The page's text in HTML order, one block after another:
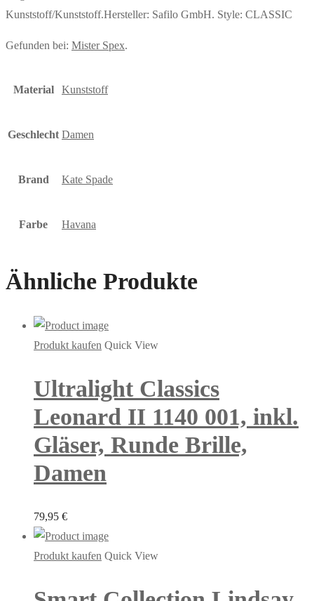
Kunststoff/Kunststoff.Hersteller: Safilo GmbH. Style: CLASSIC
Gefunden bei: Mister Spex.
Material Kunststoff
Geschlecht Damen
Brand Kate Spade
Farbe Havana
Ähnliche Produkte
Produkt kaufen Quick View
Ultralight Classics
Leonard II 1140 001, inkl.
Gläser, Runde Brille,
Damen
79,95 €
Produkt kaufen Quick View